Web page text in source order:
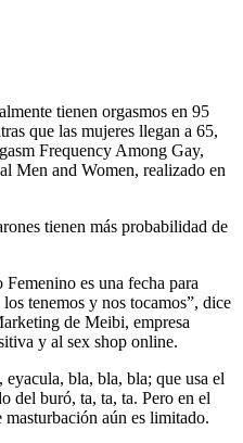
tienen orgasmos en 95
que las mujeres llegan a 65,
Frequency Among Gay,
Men and Women, realizado en
tienen más probabilidad de
es una fecha para
tenemos y nos tocamos”, dice
de Meibi, empresa
y al sex shop online.
bla, bla, bla; que usa el
del buró, ta, ta, ta. Pero en el
aún es limitado.